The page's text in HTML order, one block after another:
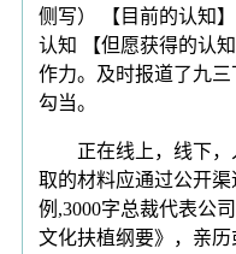
侧写） 【目前的认知
认知 【但愿获得的认
作力。及时报道了九
勾当。
正在线上，线下，
取的材料应通过公开
例,3000字总裁代表公
文化扶植纲要》，亲